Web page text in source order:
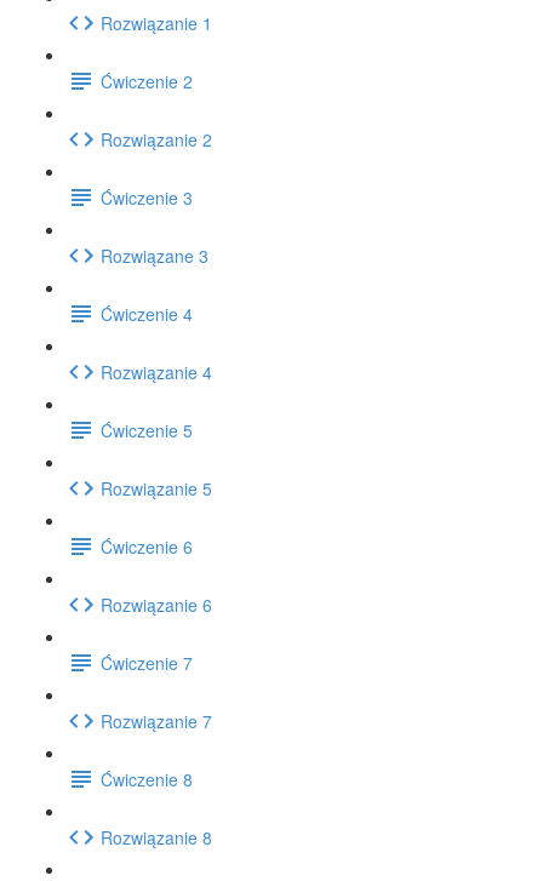
Rozwiązanie 1
Ćwiczenie 2
Rozwiązanie 2
Ćwiczenie 3
Rozwiązane 3
Ćwiczenie 4
Rozwiązanie 4
Ćwiczenie 5
Rozwiązanie 5
Ćwiczenie 6
Rozwiązanie 6
Ćwiczenie 7
Rozwiązanie 7
Ćwiczenie 8
Rozwiązanie 8